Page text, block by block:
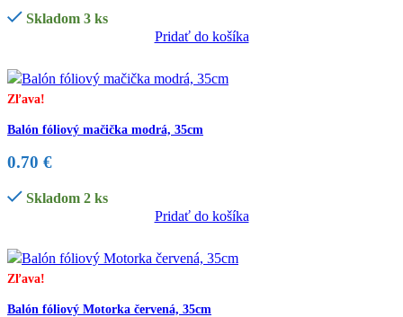
Skladom 3 ks
Pridať do košíka
Zľava!
Balón fóliový mačička modrá, 35cm
0.70 €
Skladom 2 ks
Pridať do košíka
Zľava!
Balón fóliový Motorka červená, 35cm